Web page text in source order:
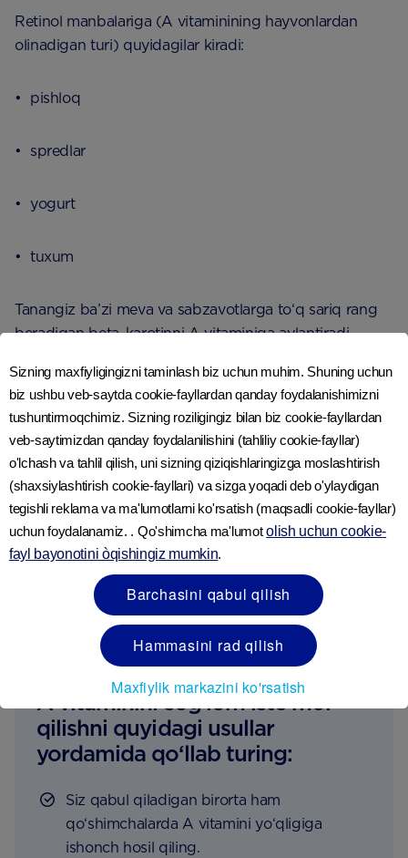
Retinol manbalariga (A vitaminining hayvonlardan
olinadigan turi) quyidagilar kiradi:
• pishloq
• spredlar
• yogurt
• tuxum
Tanangiz ba’zi meva va sabzavotlarga to‘q sariq rang
beradigan beta-karotinni A vitaminiga aylantiradi.
• sabzi
• apelsin
• shirin kartoshka
Navbatdagi qadamlar
A vitaminini sog‘lom iste’mol
qilishni quyidagi usullar
yordamida qo‘llab turing:
Siz qabul qiladigan birorta ham
qo‘shimchalarda A vitamini yo‘qligiga
ishonch hosil qiling.
Sizning maxfiyligingizni taminlash biz uchun muhim. Shuning uchun
biz ushbu veb-saytda cookie-fayllardan qanday foydalanishimizni
tushuntirmoqchimiz. Sizning roziligingiz bilan biz cookie-fayllardan
veb-saytimizdan qanday foydalanilishini (tahliliy cookie-fayllar)
o'lchash va tahlil qilish, uni sizning qiziqishlaringizga moslashtirish
(shaxsiylashtirish cookie-fayllari) va sizga yoqadi deb o'ylaydigan
tegishli reklama va ma'lumotlarni ko'rsatish (maqsadli cookie-fayllar)
uchun foydalanamiz. . Qo'shimcha ma'lumotolish uchun cookie-
fayl bayonotini òqishingiz mumkin.
Barchasini qabul qilish
Hammasini rad qilish
Maxfiylik markazini ko'rsatish